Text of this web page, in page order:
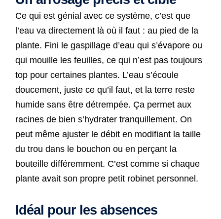
Ce qui est génial avec ce système, c’est que
l’eau va directement là où il faut : au pied de la
plante. Fini le gaspillage d’eau qui s’évapore ou
qui mouille les feuilles, ce qui n’est pas toujours
top pour certaines plantes. L’eau s’écoule
doucement, juste ce qu’il faut, et la terre reste
humide sans être détrempée. Ça permet aux
racines de bien s’hydrater tranquillement. On
peut même ajuster le débit en modifiant la taille
du trou dans le bouchon ou en perçant la
bouteille différemment. C’est comme si chaque
plante avait son propre petit robinet personnel.
Idéal pour les absences